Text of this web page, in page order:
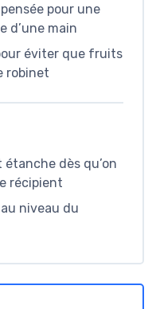
pour une
d’une main
éviter que fruits
robinet
dès qu’on
récipient
niveau du